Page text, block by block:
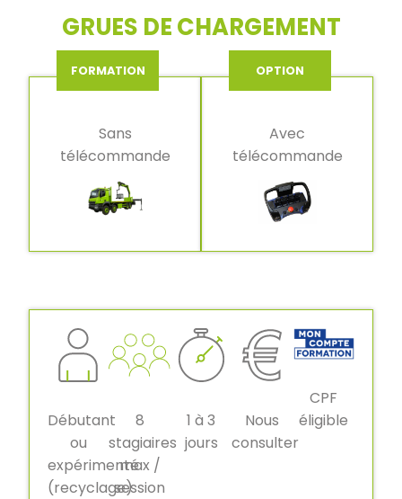
GRUES DE CHARGEMENT
FORMATION
Sans
télécommande
OPTION
Avec
télécommande
Débutant
ou
expérimenté
(recyclage)
8
stagiaires
max /
session
1 à 3
jours
Nous
consulter
CPF
éligible